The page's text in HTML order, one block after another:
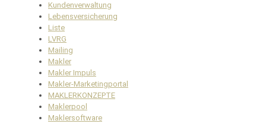
Kundenverwaltung
Lebensversicherung
Liste
LVRG
Mailing
Makler
Makler Impuls
Makler-Marketingportal
MAKLERKONZEPTE
Maklerpool
Maklersoftware